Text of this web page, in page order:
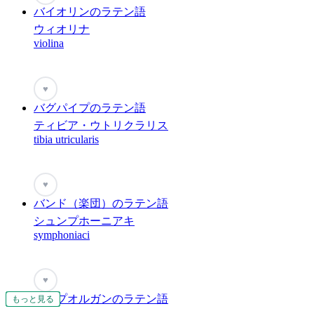
もっと見る
もっと見る
もっと見る
もっと見る
もっと見る
もっと見る
もっと見る
もっと見る
バイオリンのラテン語
ウィオリナ
violina
♥
バグパイプのラテン語
ティビア・ウトリクラリス
tibia utricularis
♥
バンド（楽団）のラテン語
シュンプホーニアキ
symphoniaci
♥
パイプオルガンのラテン語
もっと見る
もっと見る
もっと見る
もっと見る
もっと見る
もっと見る
もっと見る